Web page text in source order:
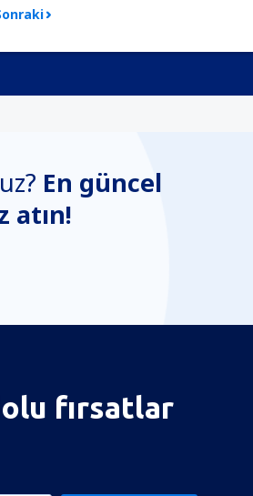
En güncel
atın!
fırsatlar